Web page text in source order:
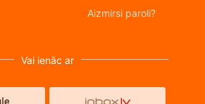
Aizmirsi paroli?
Vai ienāc ar